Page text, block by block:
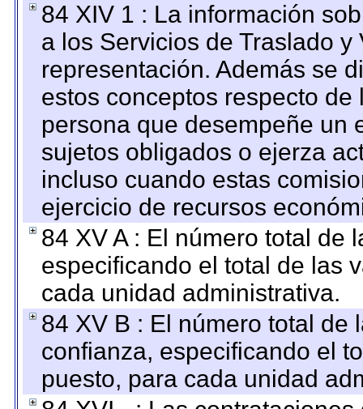
84 XIV 1 : La información
a los Servicios de Traslado
representación. Además se
estos conceptos respecto
persona que desempeñe un
sujetos obligados o ejerza
incluso cuando estas
ejercicio de recursos
84 XV A : El número total de
especificando el total de las
cada unidad administrativa.
84 XV B : El número total de
confianza, especificando el
puesto, para cada unidad